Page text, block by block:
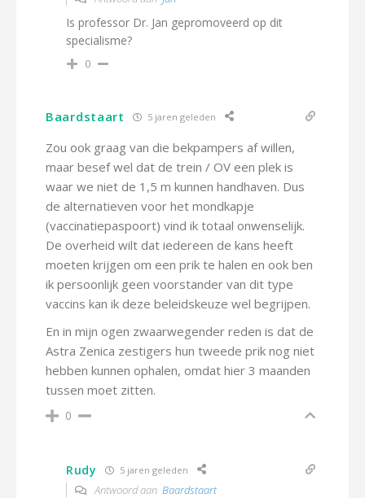
Is professor Dr. Jan gepromoveerd op dit
specialisme?
0
Baardstaart 5 jaren geleden
Zou ook graag van die bekpampers af willen,
maar besef wel dat de trein / OV een plek is
waar we niet de 1,5 m kunnen handhaven. Dus
de alternatieven voor het mondkapje
(vaccinatiepaspoort) vind ik totaal onwenselijk.
De overheid wilt dat iedereen de kans heeft
moeten krijgen om een prik te halen en ook ben
ik persoonlijk geen voorstander van dit type
vaccins kan ik deze beleidskeuze wel begrijpen.
En in mijn ogen zwaarwegender reden is dat de
Astra Zenica zestigers hun tweede prik nog niet
hebben kunnen ophalen, omdat hier 3 maanden
tussen moet zitten.
0
Rudy 5 jaren geleden
Antwoord aan Baardstaart